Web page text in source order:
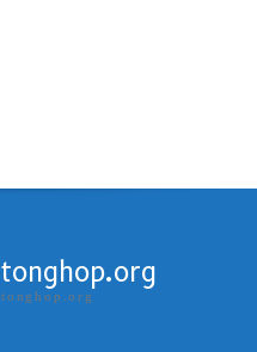
tonghop.org
tonghop.org